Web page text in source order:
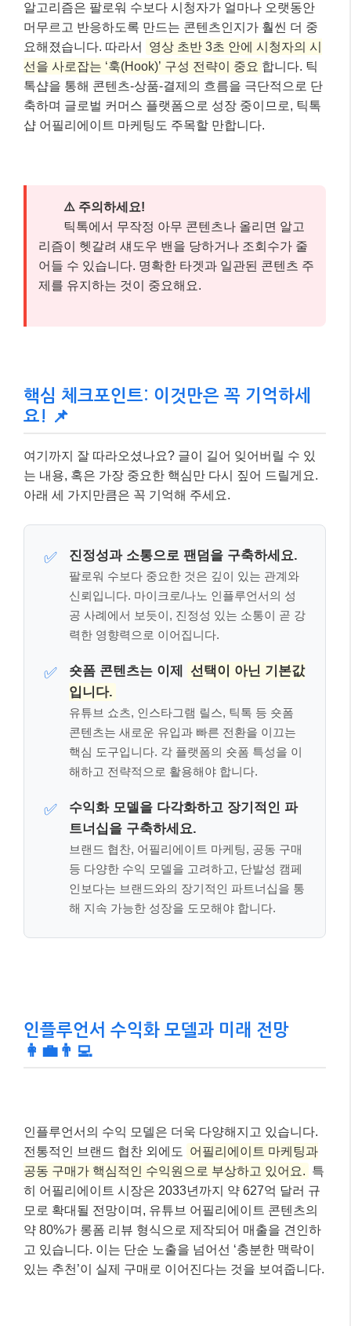
알고리즘은 팔로워 수보다 시청자가 얼마나 오랫동안
머무르고 반응하도록 만드는 콘텐츠인지가 훨씬 더 중
요해졌습니다. 따라서
영상 초반 3초 안에 시청자의 시
선을 사로잡는 ‘훅(Hook)’ 구성 전략이 중요 합니다. 틱
톡샵을 통해 콘텐츠-상품-결제의 흐름을 극단적으로 단
축하며 글로벌 커머스 플랫폼으로 성장 중이므로, 틱톡
샵 어필리에이트 마케팅도 주목할 만합니다.
⚠️ 주의하세요!
틱톡에서 무작정 아무 콘텐츠나 올리면 알고
리즘이 헷갈려 섀도우 밴을 당하거나 조회수가 줄
어들 수 있습니다. 명확한 타겟과 일관된 콘텐츠 주
제를 유지하는 것이 중요해요.
핵심 체크포인트: 이것만은 꼭 기억하세
요! 📌
여기까지 잘 따라오셨나요? 글이 길어 잊어버릴 수 있
는 내용, 혹은 가장 중요한 핵심만 다시 짚어 드릴게요.
아래 세 가지만큼은 꼭 기억해 주세요.
✅ 진정성과 소통으로 팬덤을 구축하세요.
팔로워 수보다 중요한 것은 깊이 있는 관계와
신뢰입니다. 마이크로/나노 인플루언서의 성
공 사례에서 보듯이, 진정성 있는 소통이 곧 강
력한 영향력으로 이어집니다.
✅ 숏폼 콘텐츠는 이제
선택이 아닌 기본값
입니다.
유튜브 쇼츠, 인스타그램 릴스, 틱톡 등 숏폼
콘텐츠는 새로운 유입과 빠른 전환을 이끄는
핵심 도구입니다. 각 플랫폼의 숏폼 특성을 이
해하고 전략적으로 활용해야 합니다.
✅
수익화 모델을 다각화하고 장기적인 파
트너십을 구축하세요.
브랜드 협찬, 어필리에이트 마케팅, 공동 구매
등 다양한 수익 모델을 고려하고, 단발성 캠페
인보다는 브랜드와의 장기적인 파트너십을 통
해 지속 가능한 성장을 도모해야 합니다.
인플루언서 수익화 모델과 미래 전망
👩‍💼👨‍💻
인플루언서의 수익 모델은 더욱 다양해지고 있습니다.
전통적인 브랜드 협찬 외에도
어필리에이트 마케팅과
공동 구매가 핵심적인 수익원으로 부상하고 있어요. 특
히 어필리에이트 시장은 2033년까지 약 627억 달러 규
모로 확대될 전망이며, 유튜브 어필리에이트 콘텐츠의
약 80%가 롱폼 리뷰 형식으로 제작되어 매출을 견인하
고 있습니다. 이는 단순 노출을 넘어선 ‘충분한 맥락이
있는 추천’이 실제 구매로 이어진다는 것을 보여줍니다.